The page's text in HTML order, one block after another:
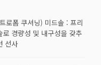
로폼 쿠셔닝) 미드솔 : 프리
경량성 및 내구성을 갖추
선사